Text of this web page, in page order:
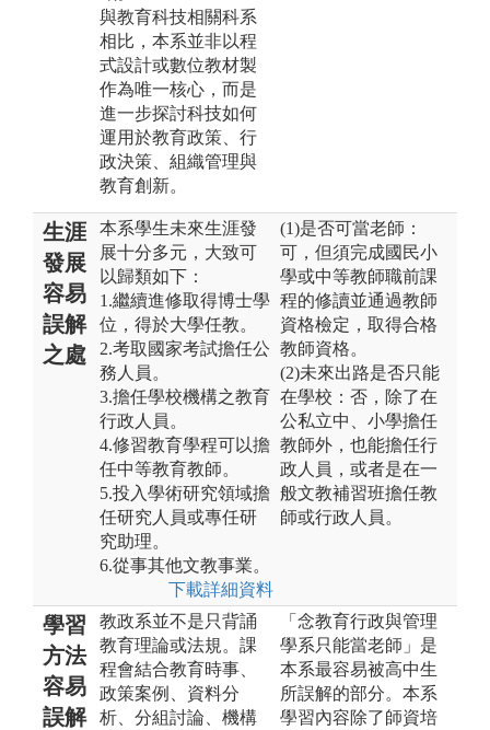
與教育科技相關科系
相比，本系並非以程
式設計或數位教材製
作為唯一核心，而是
進一步探討科技如何
運用於教育政策、行
政決策、組織管理與
教育創新。
生涯
發展
容易
誤解
之處
本系學生未來生涯發
展十分多元，大致可
以歸類如下：
1.繼續進修取得博士學
位，得於大學任教。
2.考取國家考試擔任公
務人員。
3.擔任學校機構之教育
行政人員。
4.修習教育學程可以擔
任中等教育教師。
5.投入學術研究領域擔
任研究人員或專任研
究助理。
6.從事其他文教事業。
下載詳細資料
(1)是否可當老師：
可，但須完成國民小
學或中等教師職前課
程的修讀並通過教師
資格檢定，取得合格
教師資格。
(2)未來出路是否只能
在學校：否，除了在
公私立中、小學擔任
教師外，也能擔任行
政人員，或者是在一
般文教補習班擔任教
師或行政人員。
學習
方法
容易
誤解
教政系並不是只背誦
教育理論或法規。課
程會結合教育時事、
政策案例、資料分
析、分組討論、機構
「念教育行政與管理
學系只能當老師」是
本系最容易被高中生
所誤解的部分。本系
學習內容除了師資培